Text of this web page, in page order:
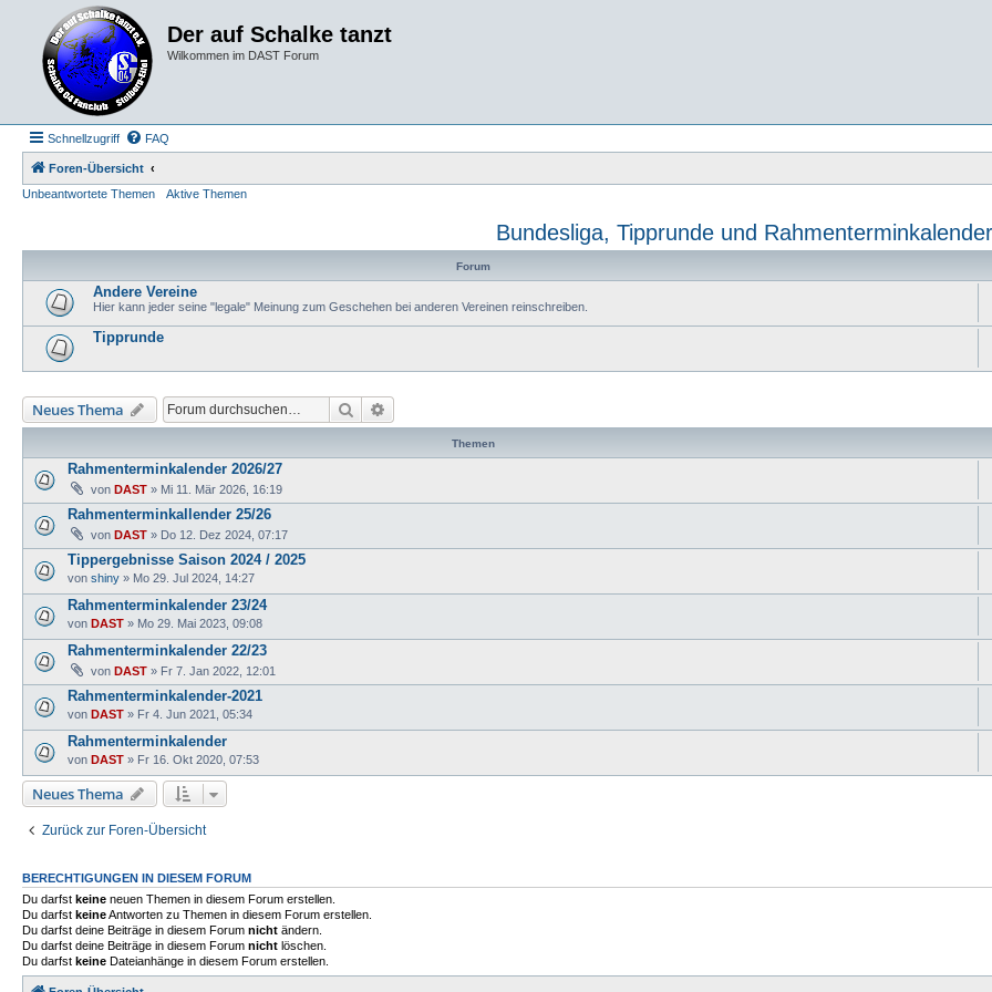
Der auf Schalke tanzt
Wilkommen im DAST Forum
Schnellzugriff FAQ
Foren-Übersicht
Unbeantwortete Themen
Aktive Themen
Bundesliga, Tipprunde und Rahmenterminkalender
Forum
Andere Vereine
Hier kann jeder seine "legale" Meinung zum Geschehen bei anderen Vereinen reinschreiben.
Tipprunde
Neues Thema Suche
Themen
Rahmenterminkalender 2026/27
von DAST » Mi 11. Mär 2026, 16:19
Rahmenterminkallender 25/26
von DAST » Do 12. Dez 2024, 07:17
Tippergebnisse Saison 2024 / 2025
von shiny » Mo 29. Jul 2024, 14:27
Rahmenterminkalender 23/24
von DAST » Mo 29. Mai 2023, 09:08
Rahmenterminkalender 22/23
von DAST » Fr 7. Jan 2022, 12:01
Rahmenterminkalender-2021
von DAST » Fr 4. Jun 2021, 05:34
Rahmenterminkalender
von DAST » Fr 16. Okt 2020, 07:53
Neues Thema
Zurück zur Foren-Übersicht
BERECHTIGUNGEN IN DIESEM FORUM
Du darfst keine neuen Themen in diesem Forum erstellen.
Du darfst keineAntworten zu Themen in diesem Forum erstellen.
Du darfst deine Beiträge in diesem Forum nicht ändern.
Du darfst deine Beiträge in diesem Forum nicht löschen.
Du darfst keine Dateianhänge in diesem Forum erstellen.